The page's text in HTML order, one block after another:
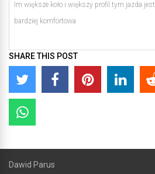
Im większe koło i większy profil tym jazda jest
bardziej komfortowa
SHARE THIS POST
Dawid Parus